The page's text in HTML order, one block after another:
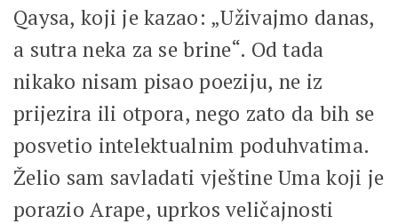
Qaysa, koji je kazao: „Uživajmo danas,
a sutra neka za se brine“. Od tada
nikako nisam pisao poeziju, ne iz
prijezira ili otpora, nego zato da bih se
posvetio intelektualnim poduhvatima.
Želio sam savladati vještine Uma koji je
porazio Arape, uprkos veličajnosti